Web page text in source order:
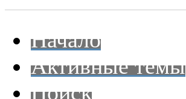
Начало
Активные темы
Поиск